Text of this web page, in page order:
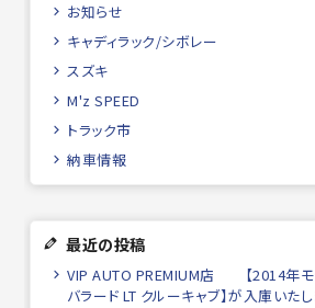
お知らせ
キャディラック/シボレー
スズキ
M'z SPEED
トラック市
納車情報
最近の投稿
VIP AUTO PREMIUM店 【2014年モ
バラード LT クルーキャブ】が入庫いたし